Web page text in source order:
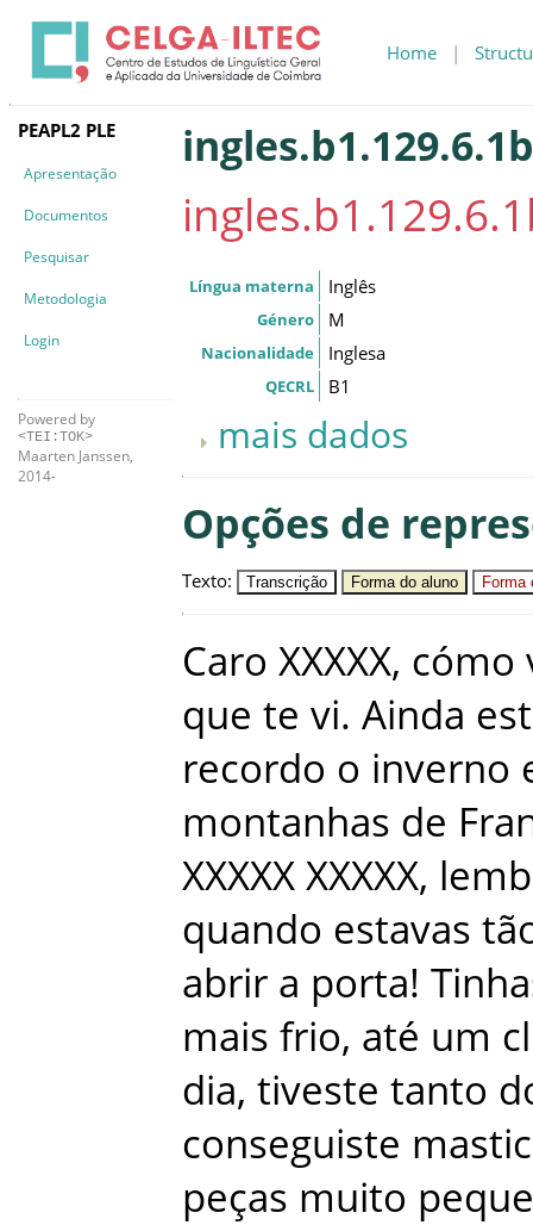
Home |
PEAPL2 PLE
Apresentação
Documentos
Pesquisar
Metodologia
Login
Powered by
<TEI:TOK>
Maarten Janssen,
2014-
ingles.b1.129.6.1b
Língua materna Inglês
Género M
Nacionalidade Inglesa
QECRL B1
mais dados
Opções de
Texto: Transcrição Forma do aluno Forma
Caro XXXXX, cómo
que te vi. Ainda
recordo o inverno
montanhas de
XXXXX XXXXX,
quando estavas
abrir a porta!
mais frio, até um
dia, tiveste tanto
conseguiste
peças muito